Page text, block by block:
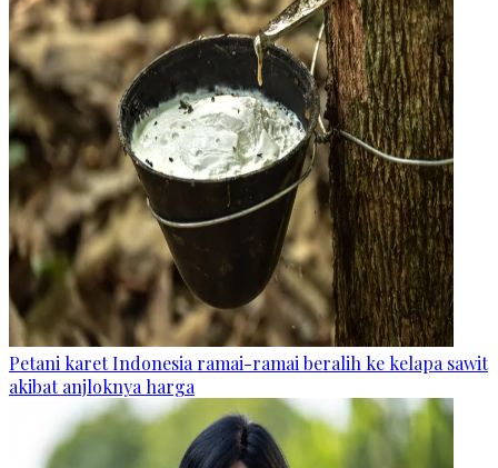
Petani karet Indonesia ramai-ramai beralih ke kelapa sawit
akibat anjloknya harga